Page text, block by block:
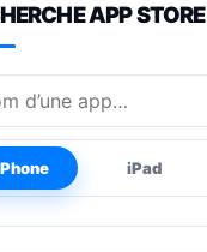
APP STORE
l’application
iPad